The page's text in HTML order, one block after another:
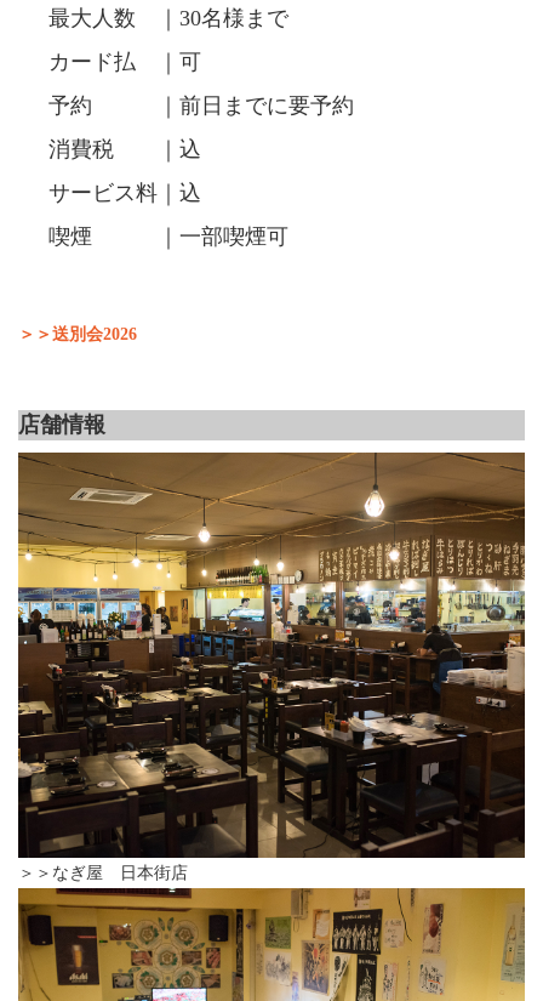
最大人数 ｜30名様まで
カード払 ｜可
予約 ｜前日までに要予約
消費税 ｜込
サービス料｜込
喫煙 ｜一部喫煙可
＞＞送別会2026
店舗情報
＞＞なぎ屋 日本街店